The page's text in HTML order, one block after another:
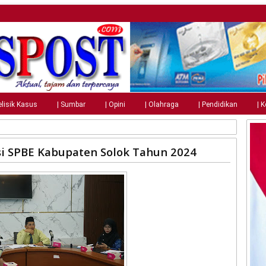
Kasus | Sumbar | Opini | Olahraga | Pendidikan |
Kabupaten Solok Tahun 2024